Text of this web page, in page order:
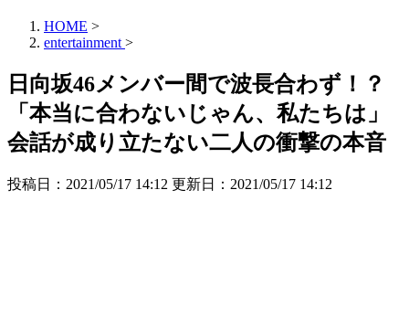
HOME >
entertainment >
日向坂46メンバー間で波長合わず！？
「本当に合わないじゃん、私たちは」
会話が成り立たない二人の衝撃の本音
投稿日：2021/05/17 14:12 更新日： 2021/05/17 14:12